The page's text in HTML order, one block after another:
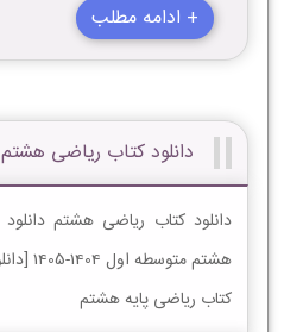
+ ادامه مطلب
دانلود کتاب ریاضی هشتم
کتاب ریاضی پایه هشتم